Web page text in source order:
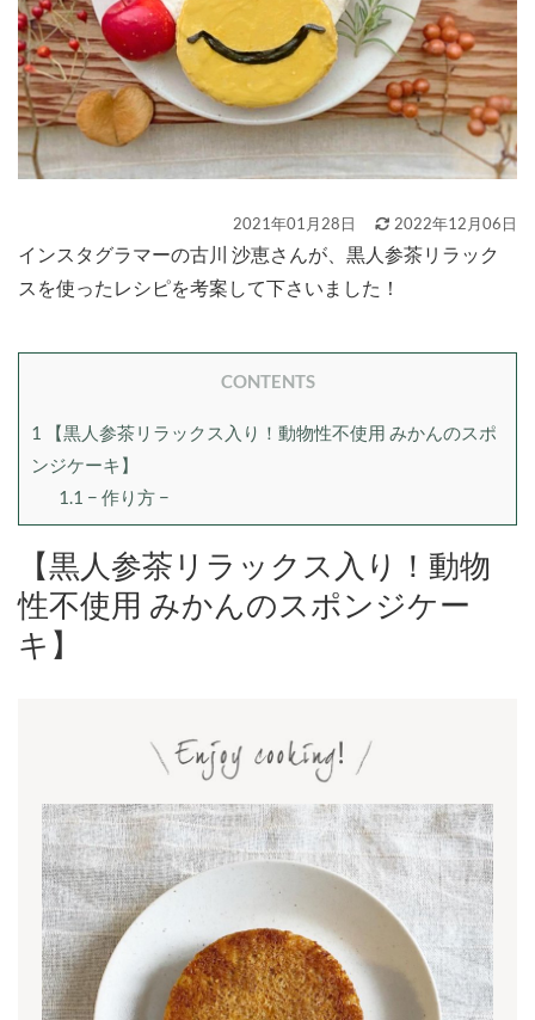
2021年01月28日 2022年12月06日
インスタグラマーの古川 沙恵さんが、黒人参茶リラック
スを使ったレシピを考案して下さいました！
CONTENTS
1
【黒人参茶リラックス入り！動物性不使用 みかんのスポ
ンジケーキ】
1.1 − 作り方 −
【黒人参茶リラックス入り！動物
性不使用 みかんのスポンジケー
キ】